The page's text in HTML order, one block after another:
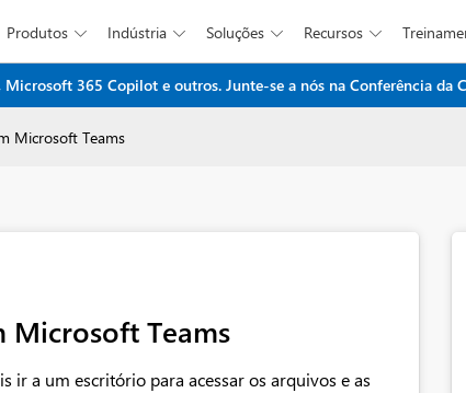
Produtos  Indústria  Soluções  Recursos 
Ir para o conteúdo principal
365 Copilot e outros. Junte-se a nós na Conferência da
Microsoft Teams
Microsoft Teams
ir a um escritório para acessar os arquivos e as